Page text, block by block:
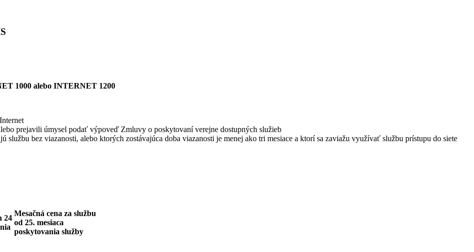
1000 alebo INTERNET 1200
prejavili úmysel podať výpoveď Zmluvy o poskytovaní verejne dostupných služieb
bez viazanosti, alebo ktorých zostávajúca doba viazanosti je menej ako tri mesiace a ktorí sa zaviažu využívať službu prístupu do siete
24
Mesačná cena za službu
od 25. mesiaca
poskytovania služby